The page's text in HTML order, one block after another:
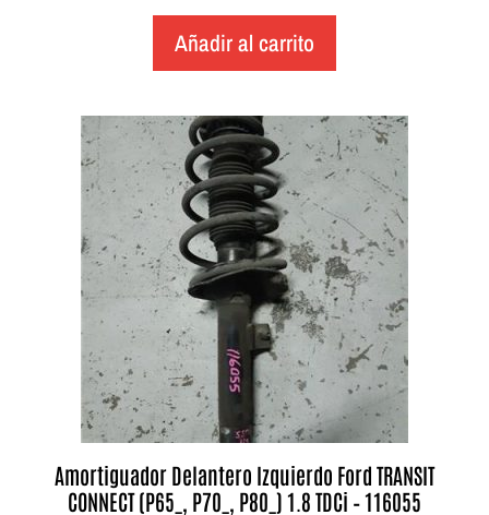
Añadir al carrito
Amortiguador Delantero Izquierdo Ford TRANSIT
CONNECT (P65_, P70_, P80_) 1.8 TDCi – 116055